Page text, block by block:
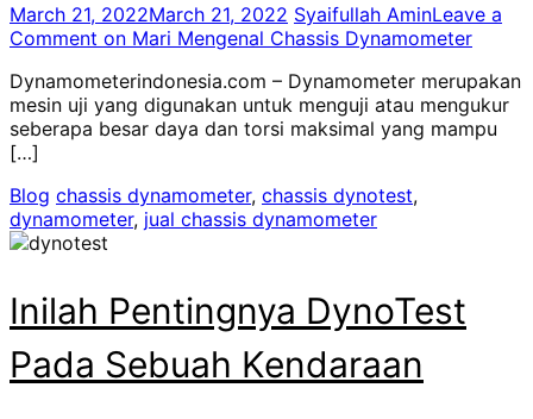
March 21, 2022March 21, 2022 Syaifullah AminLeave a
Comment on Mari Mengenal Chassis Dynamometer
Dynamometerindonesia.com – Dynamometer merupakan
mesin uji yang digunakan untuk menguji atau mengukur
seberapa besar daya dan torsi maksimal yang mampu
[…]
Blog chassis dynamometer, chassis dynotest,
dynamometer, jual chassis dynamometer
Inilah Pentingnya DynoTest
Pada Sebuah Kendaraan